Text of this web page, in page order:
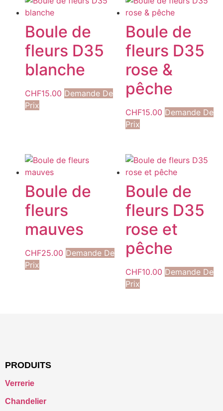
Boule de
fleurs D35
blanche
CHF15.00 Demande De
Prix
Boule de
fleurs D35
rose &
pêche
CHF15.00 Demande De
Prix
Boule de
fleurs
mauves
CHF25.00 Demande De
Prix
Boule de
fleurs D35
rose et
pêche
CHF10.00 Demande De
Prix
PRODUITS
Verrerie
Chandelier